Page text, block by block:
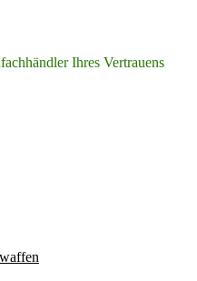
Ihres Vertrauens